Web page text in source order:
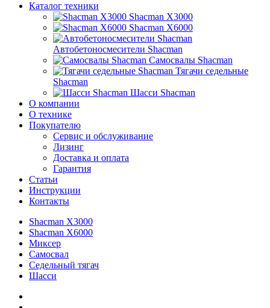
Каталог техники
Shacman X3000
Shacman X6000
Автобетоносмесители Shacman
Самосвалы Shacman
Тягачи седельные
Shacman
Шасси Shacman
О компании
О технике
Покупателю
Сервис и обслуживание
Лизинг
Доставка и оплата
Гарантия
Статьи
Инструкции
Контакты
Shacman X3000
Shacman X6000
Миксер
Самосвал
Седельный тягач
Шасси